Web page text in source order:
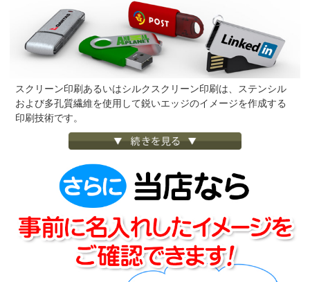
スクリーン印刷あるいはシルクスクリーン印刷は、ステンシル
および多孔質繊維を使用して鋭いエッジのイメージを作成する
印刷技術です。